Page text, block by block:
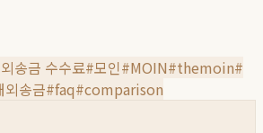
송금 수수료#모인#MOIN#themoin#
외송금#faq#comparison